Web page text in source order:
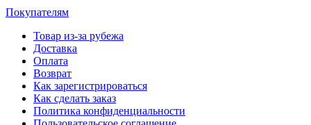
Покупателям
Товар из-за рубежа
Доставка
Оплата
Возврат
Как зарегистрироваться
Как сделать заказ
Политика конфиденциальности